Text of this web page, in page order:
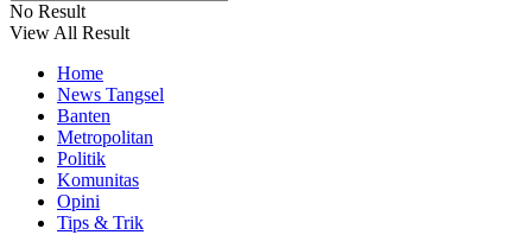
No Result
View All Result
Home
News Tangsel
Banten
Metropolitan
Politik
Komunitas
Opini
Tips & Trik